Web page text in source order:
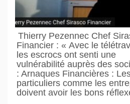
Thierry Pezennec Chef
Financier : « Avec le
les escrocs ont senti une
vulnérabilité auprès des
: Arnaques Financières :
particuliers comme les
doivent avoir les bons